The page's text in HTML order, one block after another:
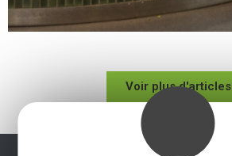
Voir plus d'articles